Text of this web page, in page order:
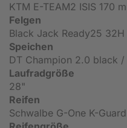
KTM E-TEAM2 ISIS 170
Felgen
Black Jack Ready25
Speichen
DT Champion 2.0 black
Laufradgröße
28"
Reifen
Schwalbe G-One K-Guard